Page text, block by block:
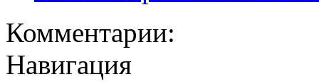
Комментарии:
Навигация